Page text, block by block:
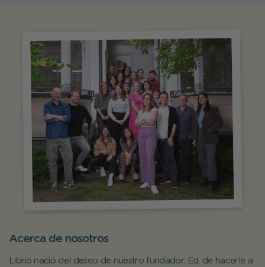
Acerca de nosotros
Librio nació del deseo de nuestro fundador, Ed, de hacerle a